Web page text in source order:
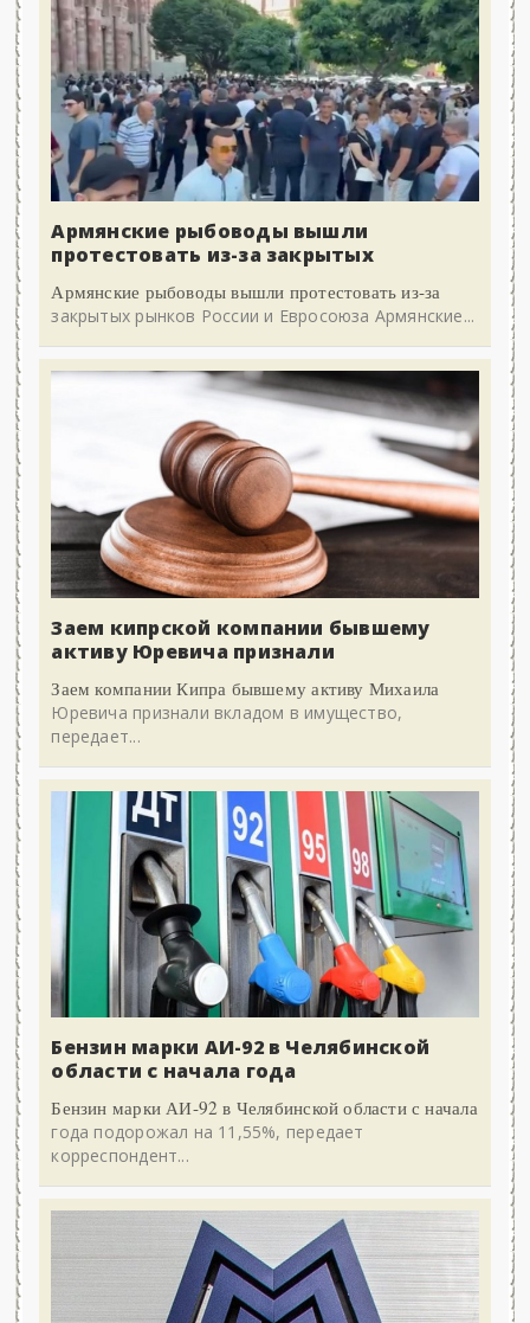
Армянские рыбоводы вышли
протестовать из-за закрытых
Армянские рыбоводы вышли протестовать из-за
закрытых рынков России и Евросоюза Армянские...
Заем кипрской компании бывшему
активу Юревича признали
Заем компании Кипра бывшему активу Михаила
Юревича признали вкладом в имущество,
передает...
Бензин марки АИ-92 в Челябинской
области с начала года
Бензин марки АИ-92 в Челябинской области с начала
года подорожал на 11,55%, передает
корреспондент...